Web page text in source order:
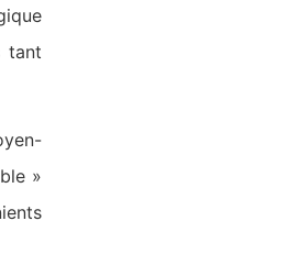
tant
»